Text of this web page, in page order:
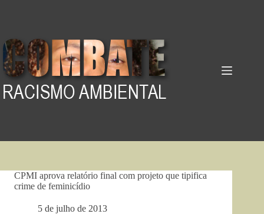
CPMI aprova relatório final com projeto que tipifica
crime de feminicídio
5 de julho de 2013